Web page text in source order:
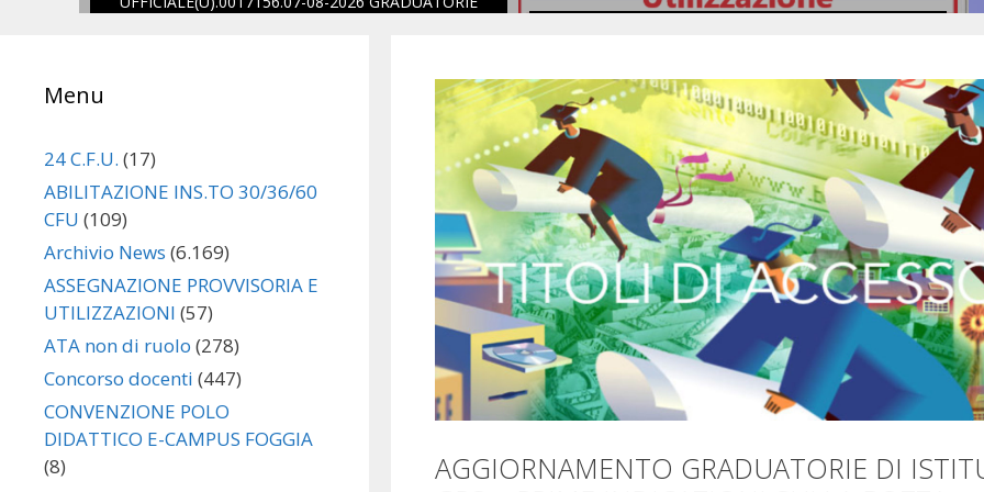
AGGIORNAMENTO GRADUATORIE DI
Menu
24 C.F.U. (17)
ABILITAZIONE INS.TO 30/36/60
CFU (109)
Archivio News (6.169)
ASSEGNAZIONE PROVVISORIA E
UTILIZZAZIONI (57)
ATA non di ruolo (278)
Concorso docenti (447)
CONVENZIONE POLO
DIDATTICO E-CAMPUS FOGGIA
(8)